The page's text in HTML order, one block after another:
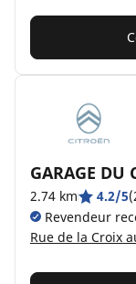
GARAGE DU
2.74 km 4.2/5
Revendeur